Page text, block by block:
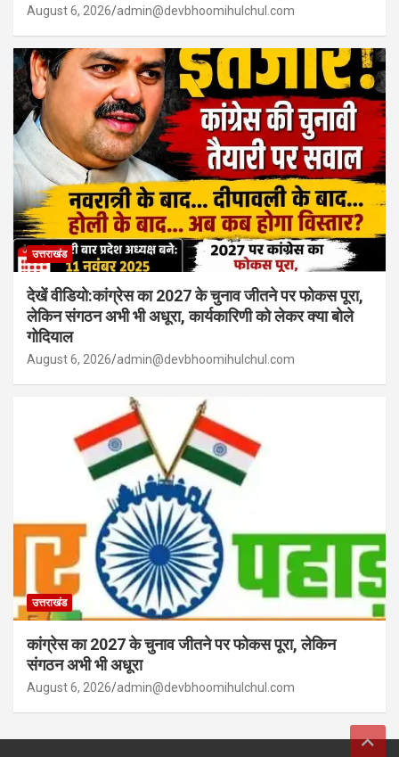
August 6, 2026 admin@devbhoomihulchul.com
उत्तराखंड
देखें वीडियो:कांग्रेस का 2027 के चुनाव जीतने पर फोकस पूरा,
लेकिन संगठन अभी भी अधूरा, कार्यकारिणी को लेकर क्या बोले
गोदियाल
August 6, 2026 admin@devbhoomihulchul.com
उत्तराखंड
कांग्रेस का 2027 के चुनाव जीतने पर फोकस पूरा, लेकिन
संगठन अभी भी अधूरा
August 6, 2026 admin@devbhoomihulchul.com